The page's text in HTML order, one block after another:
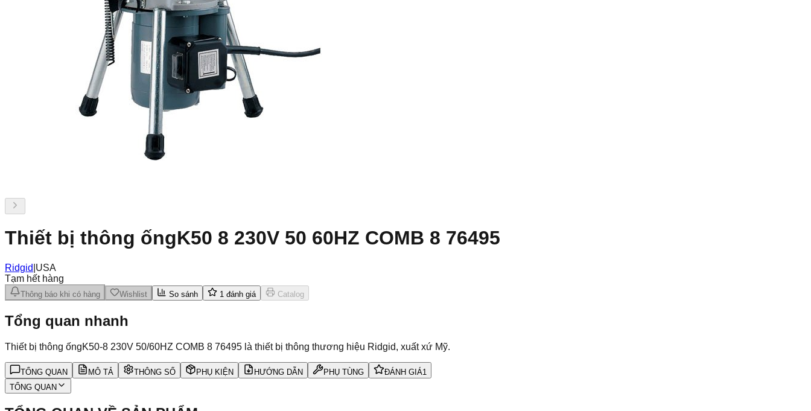
Thiết bị thông ốngK50 8 230V 50 60HZ COMB 8 76495
Ridgid USA
Tạm hết hàng
Thông báo khi có hàng Wishlist So sánh 1 đánh giá Catalog
Tổng quan nhanh
Thiết bị thông ốngK50-8 230V 50/60HZ COMB 8 76495 là thiết bị thông thương hiệu Ridgid, xuất xứ Mỹ.
TỔNG QUAN MÔ TẢ THÔNG SỐ PHỤ KIỆN HƯỚNG DẪN PHỤ TÙNG ĐÁNH GIÁ1
TỔNG QUAN